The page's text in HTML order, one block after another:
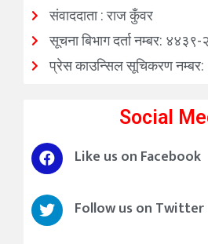
संवाददाता : राज कुँवर
सूचना बिभाग दर्ता नम्बर:
प्रेस काउन्सिल सूचिकरण
Social
Like us on Facebook
Follow us on Twitter